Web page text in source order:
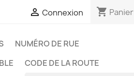
 Connexion shopping_cart Panier
NUMÉRO DE RUE
CODE DE LA ROUTE